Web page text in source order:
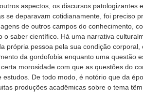
aspectos, os discursos patologizantes
se deparavam cotidianamente, foi preciso
de outros campos do conhecimento,
o saber científico. Há uma narrativa
própria pessoa pela sua condição
da gordofobia enquanto uma questão
morosidade com que as questões do
estudos. De todo modo, é notório que da
produções acadêmicas sobre o tema